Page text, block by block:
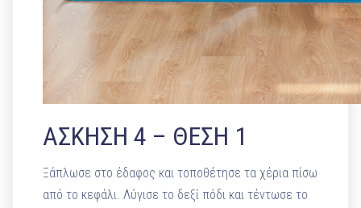
ΑΣΚΗΣΗ 4 – ΘΕΣΗ 1
Ξάπλωσε στο έδαφος και τοποθέτησε τα χέρια πίσω
από το κεφάλι. Λύγισε το δεξί πόδι και τέντωσε το